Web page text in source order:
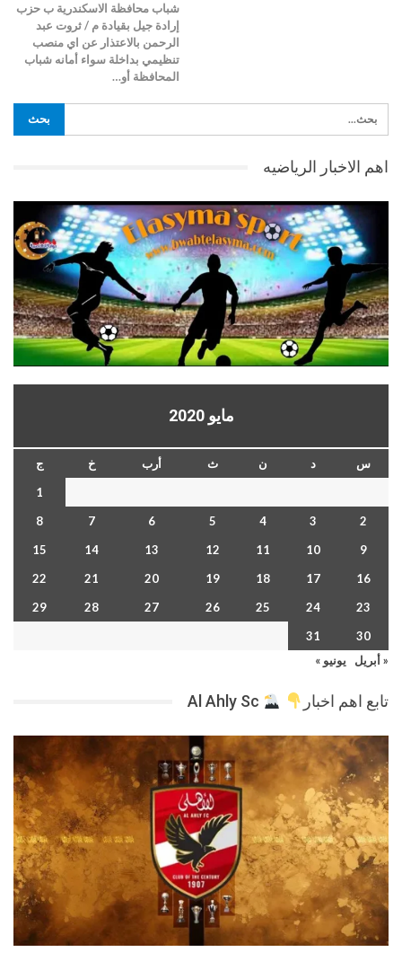
شباب محافظة الاسكندرية ب حزب
إرادة جيل بقيادة م / ثروت عبد
الرحمن بالاعتذار عن اي منصب
تنظيمي بداخلة سواء أمانه شباب
المحافظة أو…
اهم الاخبار الرياضيه
مايو 2020
س د ن ث أرب خ
ج
1
2
3
4
5
6
7
8
9
10
11
12
13
14
15
16
17
18
19
20
21
22
23
24
25
26
27
28
29
30
31
« أبريل
يونيو »
تابع اهم اخبار